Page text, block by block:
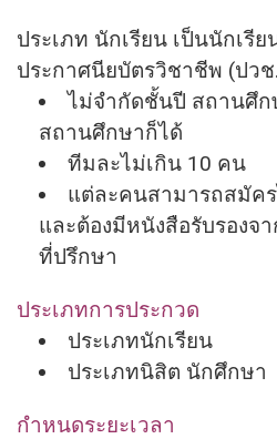
ประเภท นักเรียน เป็นนักเรี
ประกาศนียบัตรวิชาชีพ (ปวช
ไม่จำกัดชั้นปี สถานศึก
สถานศึกษาก็ได้
ทีมละไม่เกิน 10 คน
แต่ละคนสามารถสมัค
และต้องมีหนังสือรับรองจ
ที่ปรึกษา
ประเภทการประกวด
ประเภทนักเรียน
ประเภทนิสิต นักศึกษา
กำหนดระยะเวลา